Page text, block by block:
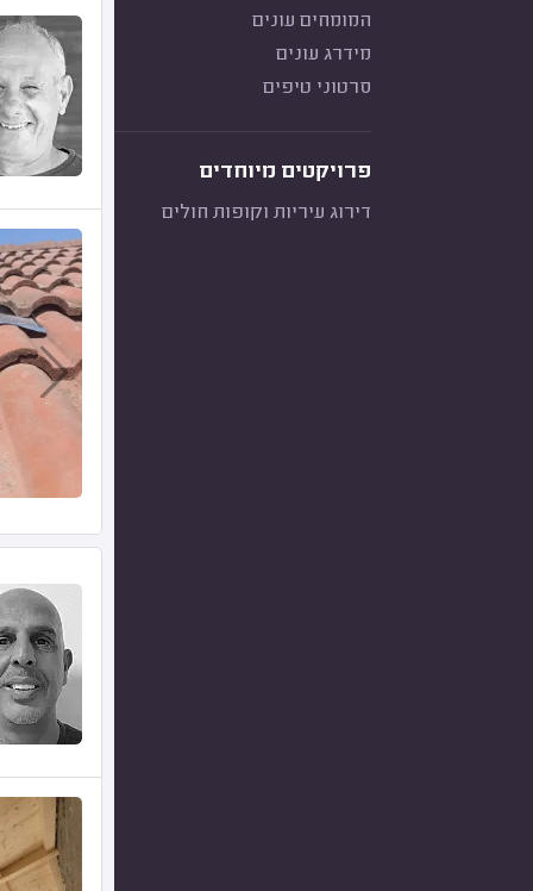
המומחים עונים
מידרג עונים
סרטוני טיפים
פרויקטים מיוחדים
דירוג עיריות וקופות חולים